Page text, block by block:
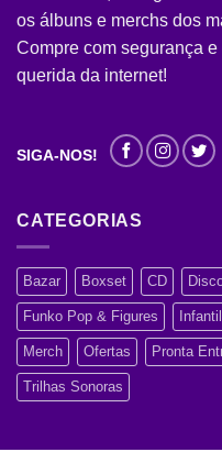
os álbuns e merchs dos
Compre com segurança
querida da internet!
SIGA-NOS!
CATEGORIAS
Bazar Boxset CD
Funko Pop & Figures Infantil
Merch Ofertas Pronta
Trilhas Sonoras